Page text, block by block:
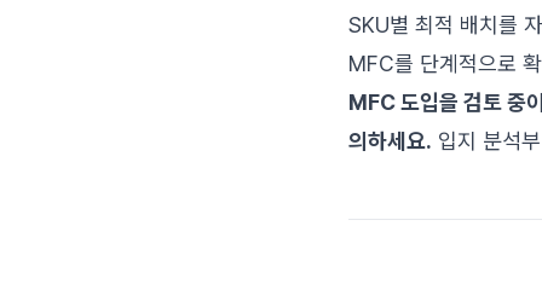
SKU별 최적 배치를
MFC를 단계적으로
MFC 도입을 검토
의하세요. 입지 분석